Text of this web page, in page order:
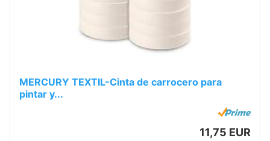
MERCURY TEXTIL-Cinta de carrocero para
pintar y...
11,75 EUR